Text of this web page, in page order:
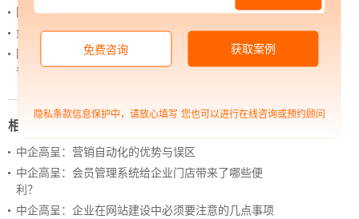
网站进化的终极形态，你了解吗？
如何借助设计服务打造超级品牌？
网站上线后，如何做好运营工作，让网站持续具备竞
争力？
相关新闻
中企高呈：营销自动化的优势与误区
中企高呈：会员管理系统给企业门店带来了哪些便
利？
中企高呈：企业在网站建设中必须要注意的几点事项
免费咨询 获取案例
隐私条款信息保护中，请放心填写 您也可以进行在线咨询或预约顾问